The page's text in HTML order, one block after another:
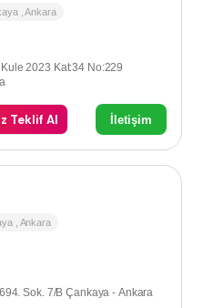
,Ankara
2023 Kat:34 No:229
Teklif Al İletişim
Ankara
694. Sok. 7/B Çankaya - Ankara